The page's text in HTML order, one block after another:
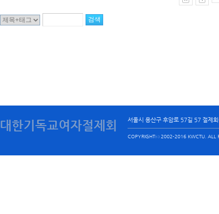
대한기독교여자절제회 서울시 용산구 후암로 57길 57 절제
COPYRIGHTⓒ 2002-2016 KWCTU. ALL